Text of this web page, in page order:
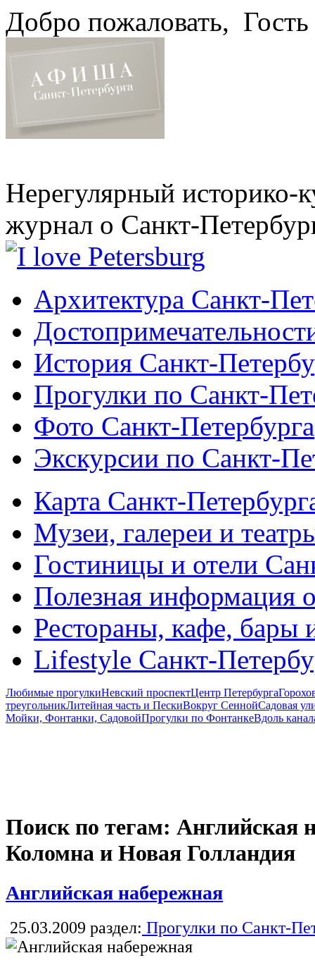
Добро пожаловать, Гость
Нерегулярный историко-
журнал о Санкт-
Архитектура Санкт-
История Санкт-
Прогулки по Санкт-
Фото Санкт-Петербурга
Экскурсии по Санкт-
Карта Санкт-
Музеи, галереи и
Гостиницы и отели
Полезная информация
Рестораны, кафе, бары
Lifestyle Санкт-
Любимые прогулкиНевский проспектЦентр Петербурга
треугольникЛитейная часть и ПескиВокруг СеннойСадовая
Мойки, Фонтанки, СадовойПрогулки по ФонтанкеВдоль
Поиск по тегам: Английская
Коломна и Новая Голландия
Английская набережная
25.03.2009 раздел: Прогулки по Санкт-